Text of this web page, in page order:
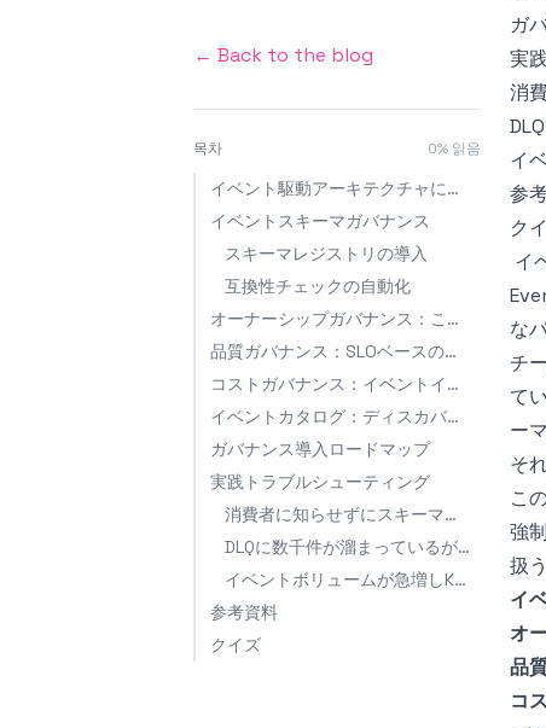
ガ
実
消
イ
参
ク
イ
な
チ
て
ー
そ
こ
強
扱う
イ
オ
品
コ
← Back to the blog
목차 0% 읽음
イベント駆動アーキテクチャにガバナンスが必要な理由
イベントスキーマガバナンス
スキーマレジストリの導入
互換性チェックの自動化
オーナーシップガバナンス：このイベントは誰が責任を持つのか
品質ガバナンス：SLOベースのイベント処理モニタリング
コストガバナンス：イベントインフラコストの可視化
イベントカタログ：ディスカバリー問題の解決
ガバナンス導入ロードマップ
実践トラブルシューティング
消費者に知らせずにスキーマが変更され障害発生
DLQに数千件が溜まっているが誰も処理しない
イベントボリュームが急増しKafkaクラスターコストが爆発
参考資料
クイズ